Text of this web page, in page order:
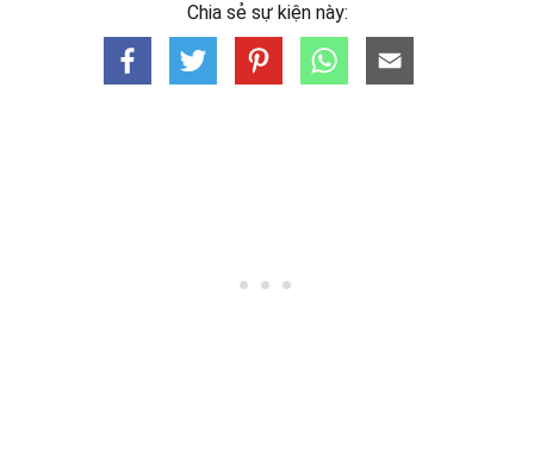
Chia sẻ sự kiện này: